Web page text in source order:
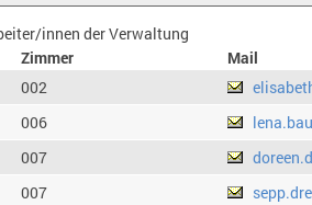
innen der Verwaltung
Zimmer
Mail
002
006
007
007